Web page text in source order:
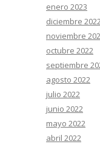
enero 2023
diciembre
noviembre
octubre 2022
septiembre
agosto 2022
julio 2022
junio 2022
mayo 2022
abril 2022